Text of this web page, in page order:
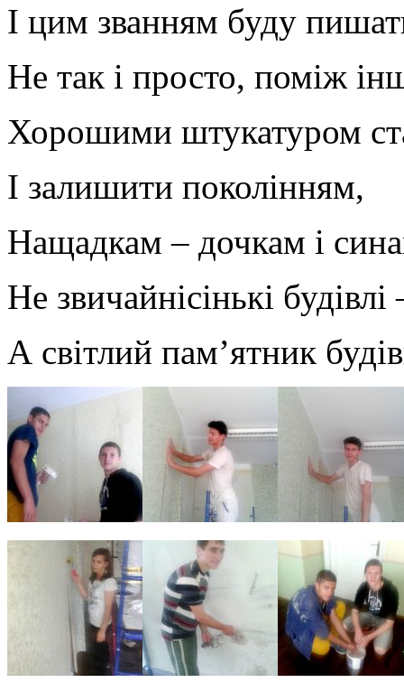
І цим званням буду
Не так і просто, поміж
Хорошими штукатуром
І залишити поколінням,
Нащадкам – дочкам і
Не звичайнісінькі будівлі
А світлий пам’ятник